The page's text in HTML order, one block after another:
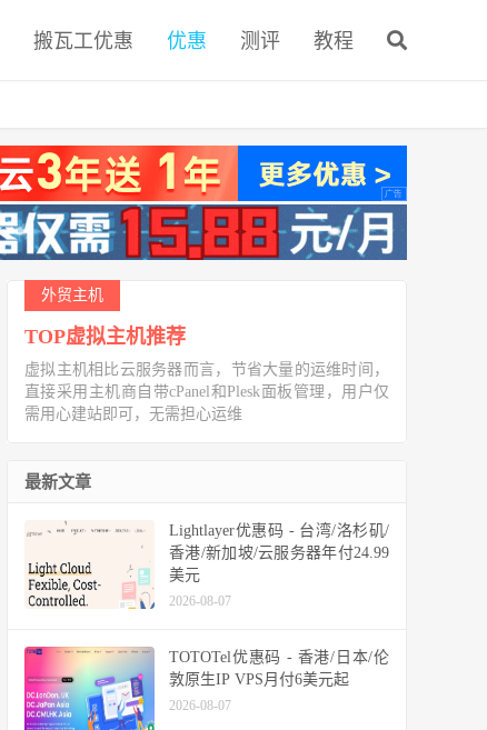
搬瓦工优惠 优惠 测评 教程
外贸主机
TOP虚拟主机推荐
虚拟主机相比云服务器而言，节省大量的运维时间，
直接采用主机商自带cPanel和Plesk面板管理，用户仅
需用心建站即可，无需担心运维
最新文章
Lightlayer优惠码 - 台湾/洛杉矶/
香港/新加坡/云服务器年付24.99
美元
2026-08-07
TOTOTel优惠码 - 香港/日本/伦
敦原生IP VPS月付6美元起
2026-08-07